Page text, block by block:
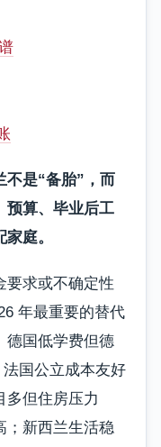
不是“备胎”，而
预算、毕业后工
庭。
要求或不确定性
年最重要的替代
德国低学费但德
国公立成本友好
多但住房压力
；新西兰生活稳